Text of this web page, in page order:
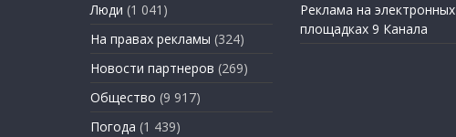
Люди (1 041)
На правах рекламы (324)
Новости партнеров (269)
Общество (9 917)
Погода (1 439)
Реклама на электронных
площадках 9 Канала